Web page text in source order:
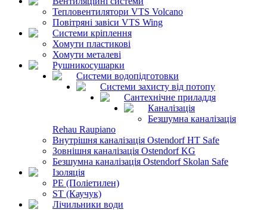
Тепловентилятори VTS Volcano
Повітряні завіси VTS Wing
Системи кріплення
Хомути пластикові
Хомути металеві
Рушникосушарки
Системи водопідготовки
Системи захисту від потопу
Сантехнічне приладдя
Каналізація
Безшумна каналізація
Rehau Raupiano
Внутрішня каналізація Ostendorf HT Safe
Зовнішня каналізація Ostendorf KG
Безшумна каналізація Ostendorf Skolan Safe
Ізоляція
PE (Поліетилен)
ST (Каучук)
Лічильники води